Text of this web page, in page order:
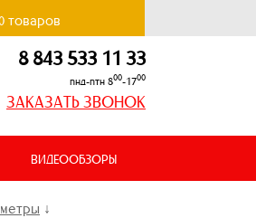
товаров
8 843 533 11 33
пнд-птн 800-1700
ЗАКАЗАТЬ ЗВОНОК
ВИДЕООБЗОРЫ
↓